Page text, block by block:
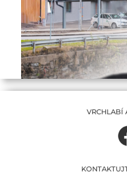
VRCHLABÍ